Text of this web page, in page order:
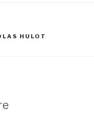
HULOT